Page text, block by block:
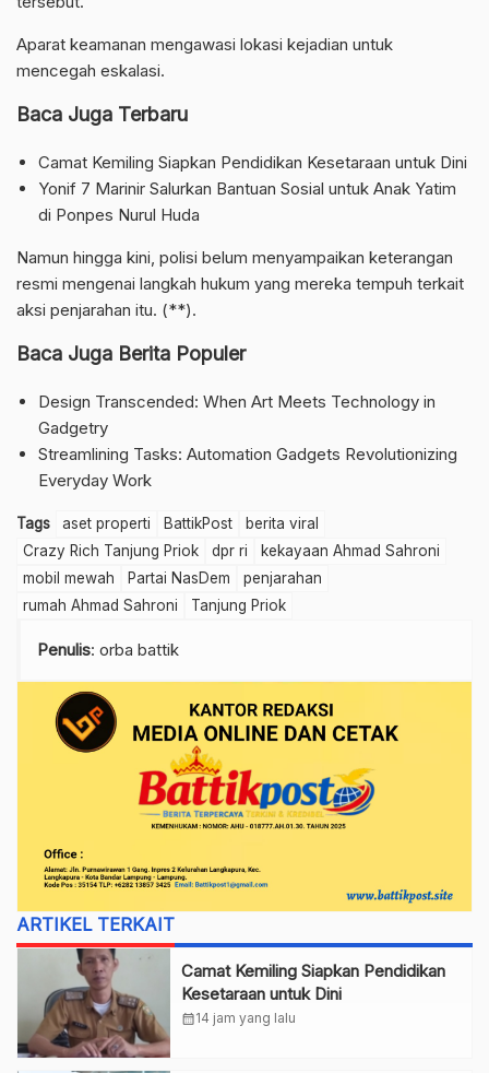
Aparat keamanan mengawasi lokasi kejadian untuk
mencegah eskalasi.
Baca Juga Terbaru
Camat Kemiling Siapkan Pendidikan Kesetaraan untuk Dini
Yonif 7 Marinir Salurkan Bantuan Sosial untuk Anak Yatim
di Ponpes Nurul Huda
Namun hingga kini, polisi belum menyampaikan keterangan
resmi mengenai langkah hukum yang mereka tempuh terkait
aksi penjarahan itu. (**).
Baca Juga Berita Populer
Design Transcended: When Art Meets Technology in
Gadgetry
Streamlining Tasks: Automation Gadgets Revolutionizing
Everyday Work
Tags aset properti BattikPost
berita viral
Crazy Rich Tanjung Priok
dpr ri
kekayaan Ahmad Sahroni
mobil mewah
Partai NasDem
penjarahan
rumah Ahmad Sahroni
Tanjung Priok
Penulis: orba battik
ARTIKEL TERKAIT
Camat Kemiling Siapkan Pendidikan
Kesetaraan untuk Dini
calendar_month14 jam yang lalu